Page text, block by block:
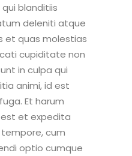
blanditiis
deleniti atque
et quas molestias
cupiditate non
in culpa qui
animi, id est
Et harum
et expedita
cum
optio cumque